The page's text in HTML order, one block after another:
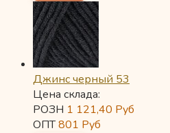
Джинс черный 53
Цена склада:
РОЗН 1 121,40 Руб
ОПТ801 Руб